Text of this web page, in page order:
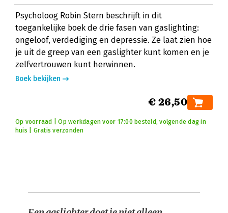
Psycholoog Robin Stern beschrijft in dit
toegankelijke boek de drie fasen van gaslighting:
ongeloof, verdediging en depressie. Ze laat zien hoe
je uit de greep van een gaslighter kunt komen en je
zelfvertrouwen kunt herwinnen.
Boek bekijken
€ 26,50
Op voorraad | Op werkdagen voor 17:00 besteld, volgende dag in
huis | Gratis verzonden